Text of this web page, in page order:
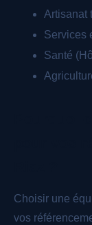
Artisanat
Services
Santé
Choisir une
vos